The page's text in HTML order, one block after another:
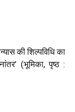
की शिल्पविधि का
(भूमिका, पृष्ठ :